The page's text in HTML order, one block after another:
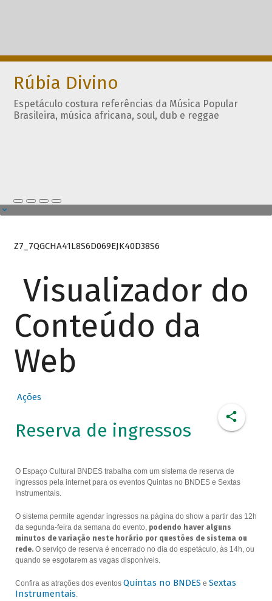
Rúbia Divino
Espetáculo costura referências da Música Popular
Brasileira, música africana, soul, dub e reggae
Z7_7QGCHA41L8S6D069EJK40D38S6
Visualizador do
Conteúdo da
Web
Ações
Reserva de ingressos
O Espaço Cultural BNDES trabalha com um sistema de reserva de
ingressos pela internet para os eventos Quintas no BNDES e Sextas
Instrumentais.
O sistema permite agendar ingressos na página do show a partir das 12h
da segunda-feira da semana do evento, podendo haver alguns
minutos de variação neste horário por questões de sistema ou
rede.O serviço de reserva é encerrado no dia do espetáculo, às 14h, ou
quando se esgotarem as vagas disponíveis.
Confira as atrações dos eventos Quintas no BNDES e Sextas
Instrumentais.